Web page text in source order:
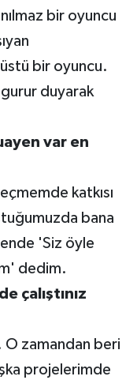
bir oyuncu
bir oyuncu.
duyarak
var en
katkısı
bana
'Siz öyle
dedim.
çalıştınız
O zamandan beri
projelerimde